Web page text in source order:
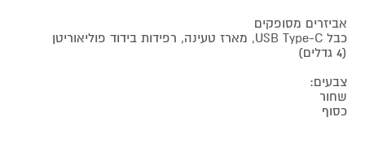
אביזרים מסופקים
כבל USB Type-C, מארז טעינה, רפידות בידוד פוליאוריטן
(4 גדלים)
צבעים:
שחור
כסוף